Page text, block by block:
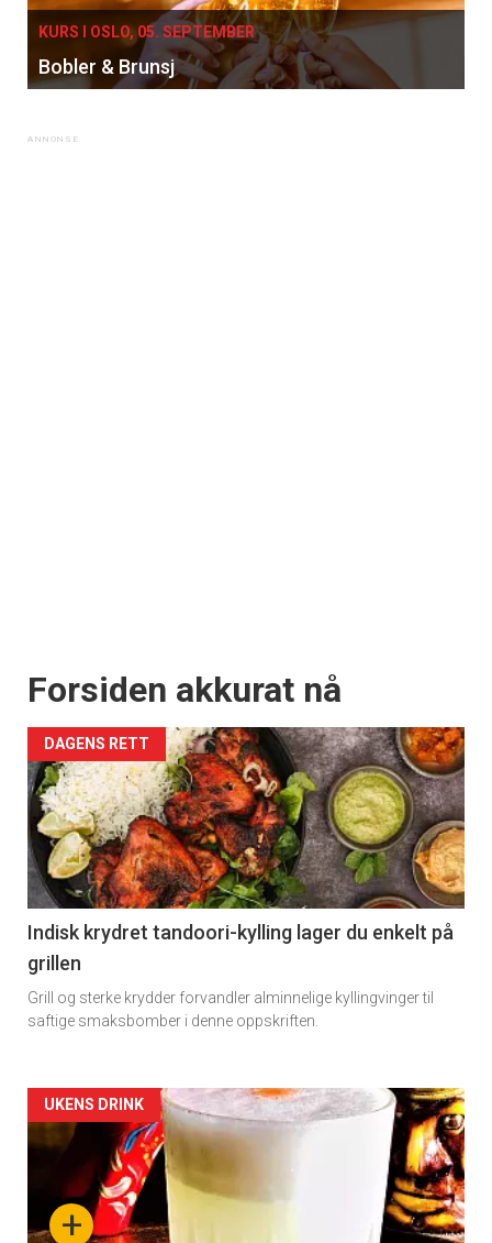
KURS I OSLO, 05. SEPTEMBER
Bobler & Brunsj
Forsiden akkurat nå
DAGENS RETT
Indisk krydret tandoori-kylling lager du enkelt på
grillen
Grill og sterke krydder forvandler alminnelige kyllingvinger til
saftige smaksbomber i denne oppskriften.
Forsiden
akkurat
nå+
UKENS DRINK